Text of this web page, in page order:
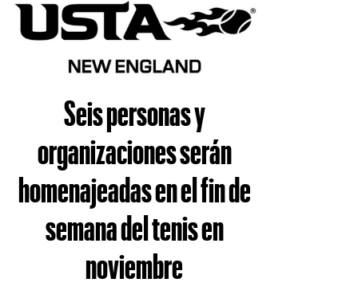
Seis personas y
organizaciones serán
homenajeadas en el fin de
semana del tenis en
noviembre